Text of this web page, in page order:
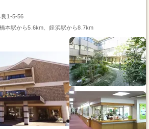
1-5-56
本駅から5.6km、姪浜駅から8.7km